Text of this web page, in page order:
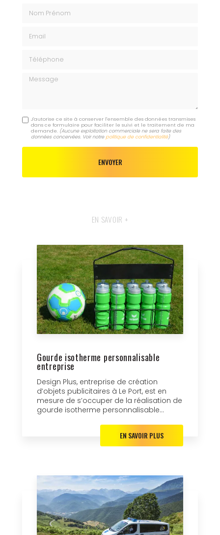
Message
J'autorise ce site à conserver l'ensemble des données transmises
dans ce formulaire pour faciliter le suivi et le traitement de ma
demande. (Aucune exploitation commerciale ne sera faite des
données concervées. Voir notre politique de confidentialité)
EN SAVOIR +
Gourde isotherme personnalisable
entreprise
Design Plus, entreprise de création
d’objets publicitaires à Le Port, est en
mesure de s’occuper de la réalisation de
gourde isotherme personnalisable...
EN SAVOIR PLUS